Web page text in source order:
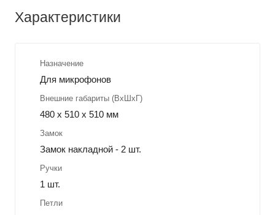
Характеристики
Назначение
Для микрофонов
Внешние габариты (ВхШхГ)
480 х 510 х 510 мм
Замок
Замок накладной - 2 шт.
Ручки
1 шт.
Петли